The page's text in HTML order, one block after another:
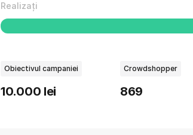
Realizați
Obiectivul campaniei
10.000 lei
Crowdshopper
869